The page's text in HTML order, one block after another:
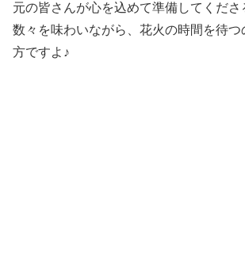
元の皆さんが心を込めて準備してくだ
数々を味わいながら、花火の時間を待つ
方ですよ♪